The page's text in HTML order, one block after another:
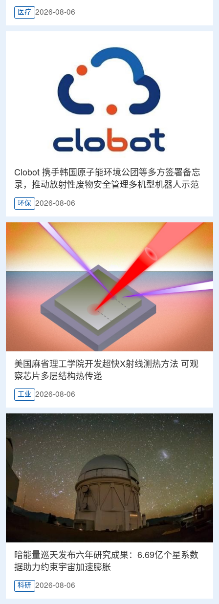
医疗 2026-08-06
Clobot 携手韩国原子能环境公团等多方签署备忘
录，推动放射性废物安全管理多机型机器人示范
环保 2026-08-06
美国麻省理工学院开发超快X射线测热方法 可观
察芯片多层结构热传递
工业 2026-08-06
暗能量巡天发布六年研究成果：6.69亿个星系数
据助力约束宇宙加速膨胀
科研 2026-08-06